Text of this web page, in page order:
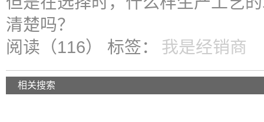
清楚吗？
阅读（116） 标签： 我是经销商
相关搜索